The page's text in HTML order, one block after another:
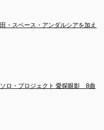
・スペース・アンダルシアを加え
ロ・プロジェクト 愛探眼影　8曲